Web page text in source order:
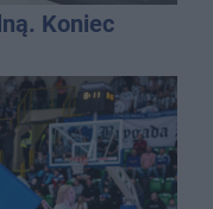
Koniec